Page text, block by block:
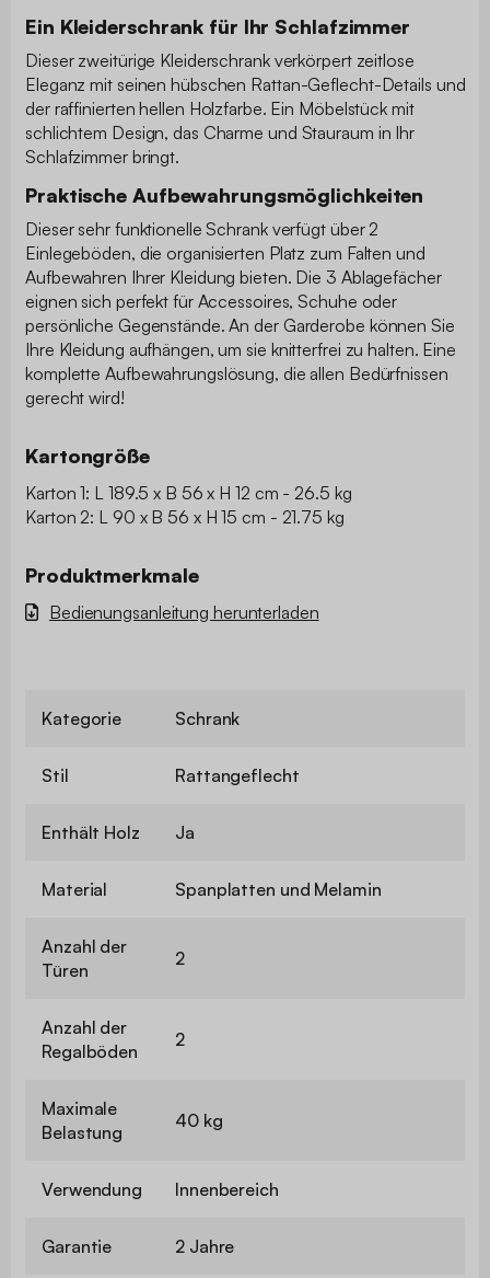
Ein Kleiderschrank für Ihr Schlafzimmer
Dieser zweitürige Kleiderschrank verkörpert zeitlose
Eleganz mit seinen hübschen Rattan-Geflecht-Details und
der raffinierten hellen Holzfarbe. Ein Möbelstück mit
schlichtem Design, das Charme und Stauraum in Ihr
Schlafzimmer bringt.
Praktische Aufbewahrungsmöglichkeiten
Dieser sehr funktionelle Schrank verfügt über 2
Einlegeböden, die organisierten Platz zum Falten und
Aufbewahren Ihrer Kleidung bieten. Die 3 Ablagefächer
eignen sich perfekt für Accessoires, Schuhe oder
persönliche Gegenstände. An der Garderobe können Sie
Ihre Kleidung aufhängen, um sie knitterfrei zu halten. Eine
komplette Aufbewahrungslösung, die allen Bedürfnissen
gerecht wird!
Kartongröße
Karton 1: L 189.5 x B 56 x H 12 cm - 26.5 kg
Karton 2: L 90 x B 56 x H 15 cm - 21.75 kg
Produktmerkmale
Bedienungsanleitung herunterladen
Kategorie Schrank
Stil Rattangeflecht
Enthält Holz Ja
Material Spanplatten und Melamin
Anzahl der
Türen
2
Anzahl der
Regalböden
2
Maximale
Belastung
40 kg
Verwendung Innenbereich
Garantie 2 Jahre